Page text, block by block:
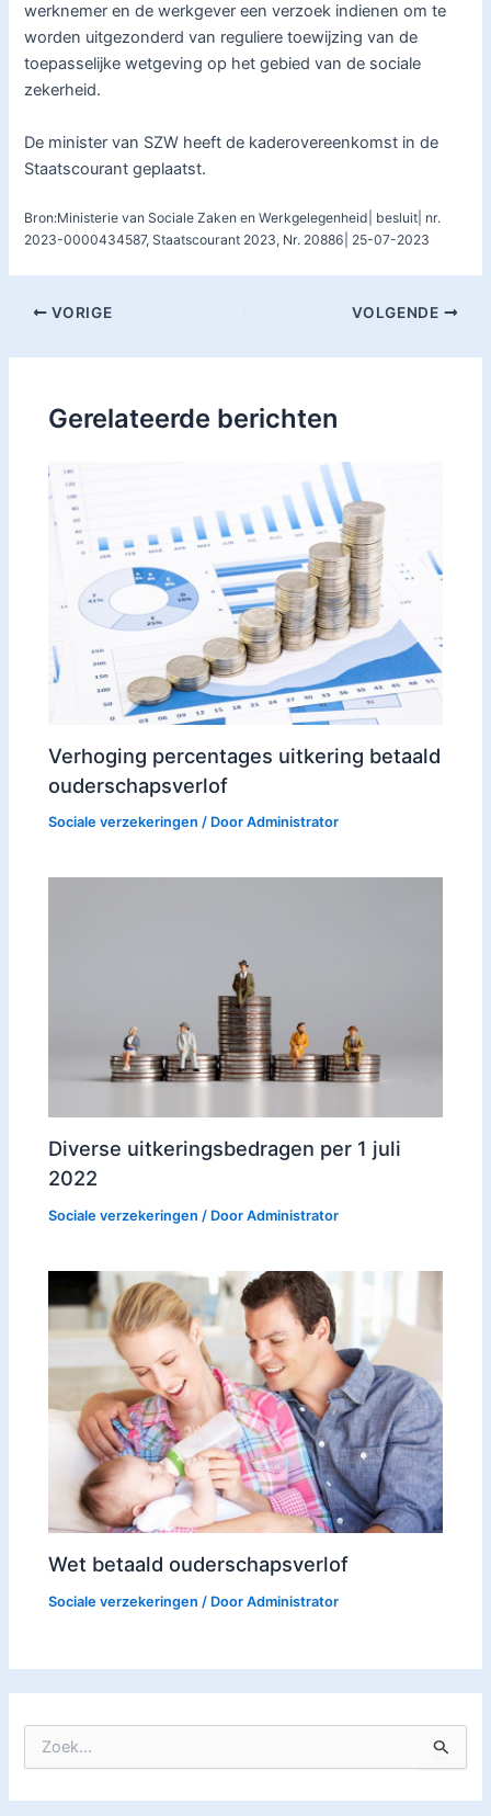
o
werknemer en de werkgever een verzoek indienen om te
worden uitgezonderd van reguliere toewijzing van de
toepasselijke wetgeving op het gebied van de sociale
zekerheid.
De minister van SZW heeft de kaderovereenkomst in de
Staatscourant geplaatst.
Bron:Ministerie van Sociale Zaken en Werkgelegenheid| besluit| nr.
2023-0000434587, Staatscourant 2023, Nr. 20886| 25-07-2023
VORIGE VOLGENDE
Gerelateerde berichten
Verhoging percentages uitkering betaald
ouderschapsverlof
Sociale verzekeringen / DoorAdministrator
Diverse uitkeringsbedragen per 1 juli
2022
Sociale verzekeringen / DoorAdministrator
Wet betaald ouderschapsverlof
Sociale verzekeringen / DoorAdministrator